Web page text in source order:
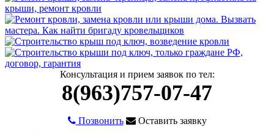
Консультация и прием заявок по тел:
8(963)757-07-47
Позвонить
Оставить заявку